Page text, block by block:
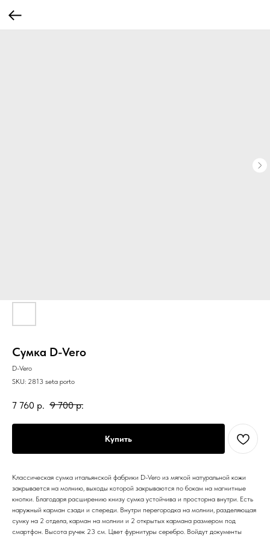
Сумка D-Vero
D-Vero
SKU: 2813 seta porto
7 760 р. 9 700 р.
Купить
Классическая сумка итальянской фабрики D-Vero из мягкой натуральной кожи
закрывается на молнию, выходы которой закрываются по бокам на магнитные
кнопки. Благодаря расширению книзу сумка устойчива и просторна внутри. Есть
наружный карман сзади и спереди. Внутри перегородка на молнии, разделяющая
сумку на 2 отдела, карман на молнии и 2 открытых кармана размером под
смартфон. Высота ручек 23 см. Цвет фурнитуры серебро. Войдут документы